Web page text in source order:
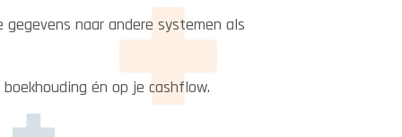
naar andere systemen als
én op je cashflow.